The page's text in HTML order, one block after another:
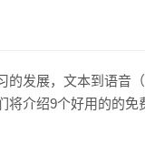
的发展，文本到语音
将介绍9个好用的的